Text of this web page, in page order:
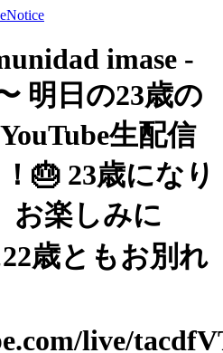
Notice
imase -
明日の23歳の
生配信
🎂 23歳になり
お楽しみに
歳ともお別れ
live/